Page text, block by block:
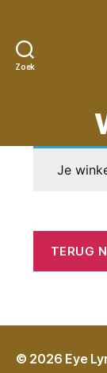
Zoek
Je
TERUG
© 2026 Eye